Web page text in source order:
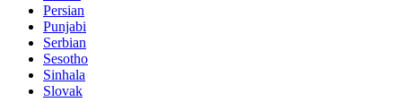
Persian
Punjabi
Serbian
Sesotho
Sinhala
Slovak